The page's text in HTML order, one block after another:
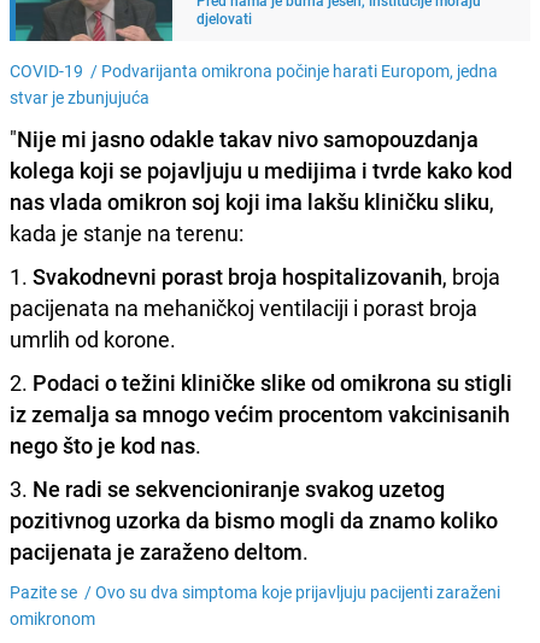
djelovati
COVID-19 / Podvarijanta omikrona počinje harati Europom, jedna
stvar je zbunjujuća
"Nije mi jasno odakle takav nivo samopouzdanja
kolega koji se pojavljuju u medijima i tvrde kako kod
nas vlada omikron soj koji ima lakšu kliničku sliku,
kada je stanje na terenu:
1. Svakodnevni porast broja hospitalizovanih, broja
pacijenata na mehaničkoj ventilaciji i porast broja
umrlih od korone.
2. Podaci o težini kliničke slike od omikrona su stigli
iz zemalja sa mnogo većim procentom vakcinisanih
nego što je kod nas.
3. Ne radi se sekvencioniranje svakog uzetog
pozitivnog uzorka da bismo mogli da znamo koliko
pacijenata je zaraženo deltom.
Pazite se /Ovo su dva simptoma koje prijavljuju pacijenti zaraženi
omikronom